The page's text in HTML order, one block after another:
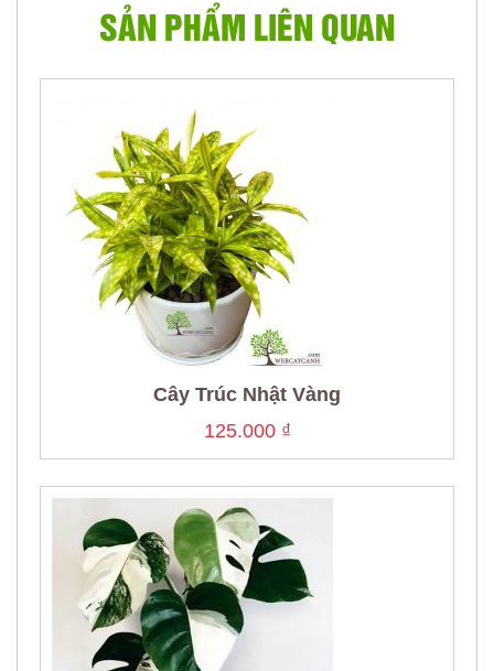
SẢN PHẨM LIÊN QUAN
Cây Trúc Nhật Vàng
125.000 ₫